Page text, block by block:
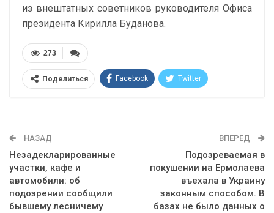
из внештатных советников руководителя Офиса
президента Кирилла Буданова.
273
Поделиться Facebook Twitter
НАЗАД
Незадекларированные
участки, кафе и
автомобили: об
подозрении сообщили
бывшему лесничему
ВПЕРЕД
Подозреваемая в
покушении на Ермолаева
въехала в Украину
законным способом. В
базах не было данных о